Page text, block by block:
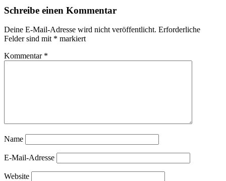
Schreibe einen Kommentar
Deine E-Mail-Adresse wird nicht veröffentlicht. Erforderliche
Felder sind mit * markiert
Kommentar *
Name
E-Mail-Adresse
Website